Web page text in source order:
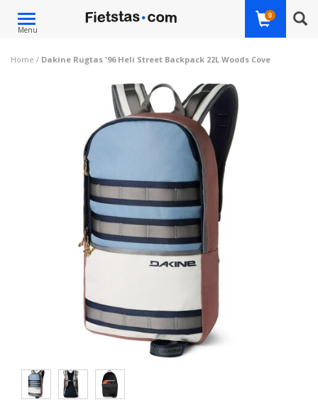
Toggle
navigation
Menu
0
Home / Dakine Rugtas '96 Heli Street Backpack 22L Woods Cove